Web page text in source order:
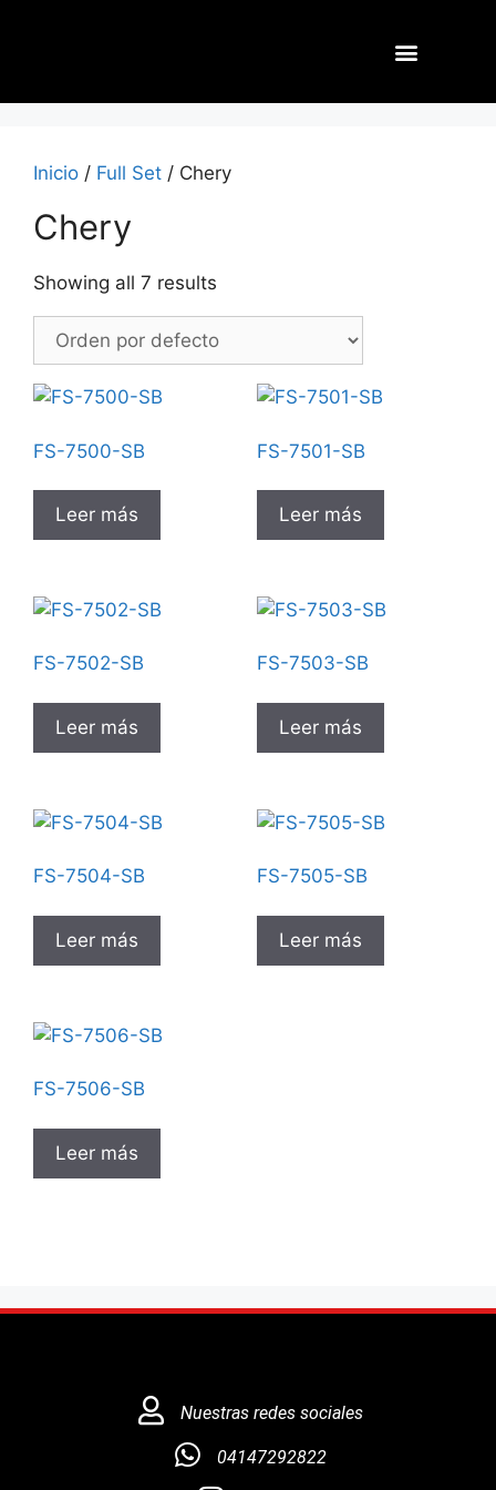
Inicio / Full Set / Chery
Chery
Showing all 7 results
FS-7500-SB
Leer más
FS-7501-SB
Leer más
FS-7502-SB
Leer más
FS-7503-SB
Leer más
FS-7504-SB
Leer más
FS-7505-SB
Leer más
FS-7506-SB
Leer más
Nuestras redes sociales
04147292822